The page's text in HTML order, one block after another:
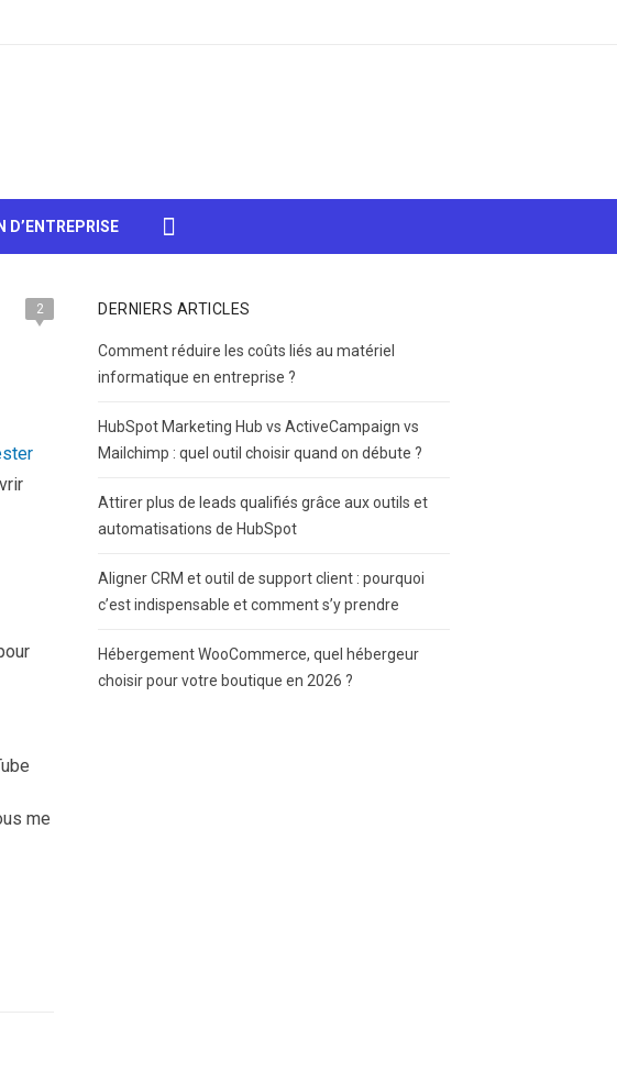
D’ENTREPRISE
2
me
DERNIERS ARTICLES
Comment réduire les coûts liés au matériel
informatique en entreprise ?
HubSpot Marketing Hub vs ActiveCampaign vs
Mailchimp : quel outil choisir quand on débute ?
Attirer plus de leads qualifiés grâce aux outils et
automatisations de HubSpot
Aligner CRM et outil de support client : pourquoi
c’est indispensable et comment s’y prendre
Hébergement WooCommerce, quel hébergeur
choisir pour votre boutique en 2026 ?